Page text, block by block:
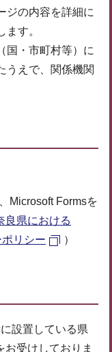
ジの内容を詳細に
す。
国・市町村等）に
うえで、関係機関
Microsoft Formsを
良県における
リシー
）
設置している県
受けしておりま